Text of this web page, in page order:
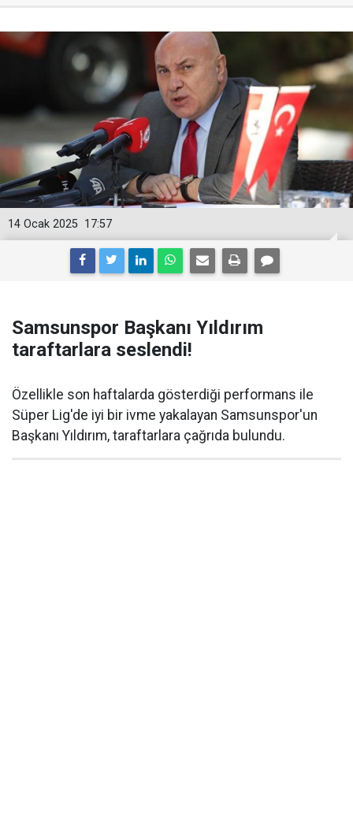
17:57
14 Ocak 2025
Samsunspor Başkanı Yıldırım
taraftarlara seslendi!
Özellikle son haftalarda gösterdiği performans ile
Süper Lig'de iyi bir ivme yakalayan Samsunspor'un
Başkanı Yıldırım, taraftarlara çağrıda bulundu.